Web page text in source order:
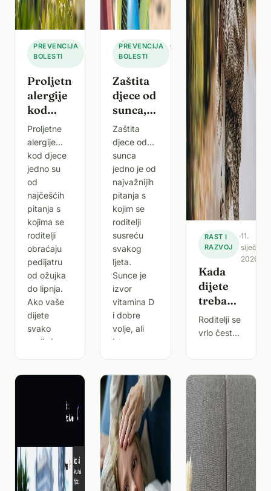
PREVENCIJA
BOLESTI
Proljetne
alergije
kod
djece –
simptomi
i
liječenje
2026
Proljetne
alergije
kod djece
jedno su
od
najčešćih
pitanja s
kojima se
roditelji
obraćaju
pedijatru
od ožujka
do lipnja.
Ako vaše
dijete
svako
proljeće
PREVENCIJA
BOLESTI
·
Zaštita
djece od
sunca,
SPF,
odjeća i
pravila
za plažu
–
smjernice
za 2026.
Zaštita
djece od
sunca
jedno je od
najvažnijih
pitanja s
kojim se
roditelji
susreću
svakog
ljeta.
Sunce je
izvor
vitamina D
i dobre
volje, ali
istovremeno
RAST I
RAZVOJ
·11.
siječnja
2026.
Kada
dijete
treba
pregled
pedijatra,
je
dovoljno
pažljivo
pratiti
simptome?
Roditelji se
vrlo često
situaciji u
kojoj
moraju
procijeniti
znači li
neki
simptom
ozbiljan
zdravstveni
problem ili